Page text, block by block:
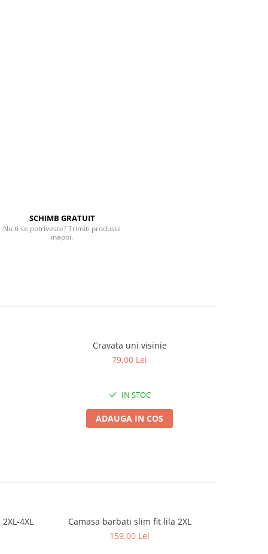
SCHIMB GRATUIT
Nu ti se potriveste? Trimiti produsul
inapoi.
Cravata uni visinie
79,00 Lei
IN STOC
ADAUGA IN COS
4XL
Camasa barbati slim fit lila 2XL
159,00 Lei